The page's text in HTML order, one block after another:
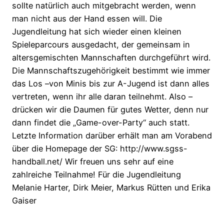
sollte natürlich auch mitgebracht werden, wenn
man nicht aus der Hand essen will. Die
Jugendleitung hat sich wieder einen kleinen
Spieleparcours ausgedacht, der gemeinsam in
altersgemischten Mannschaften durchgeführt wird.
Die Mannschaftszugehörigkeit bestimmt wie immer
das Los –von Minis bis zur A-Jugend ist dann alles
vertreten, wenn ihr alle daran teilnehmt. Also –
drücken wir die Daumen für gutes Wetter, denn nur
dann findet die „Game-over-Party“ auch statt.
Letzte Information darüber erhält man am Vorabend
über die Homepage der SG: http://www.sgss-
handball.net/ Wir freuen uns sehr auf eine
zahlreiche Teilnahme! Für die Jugendleitung
Melanie Harter, Dirk Meier, Markus Rütten und Erika
Gaiser